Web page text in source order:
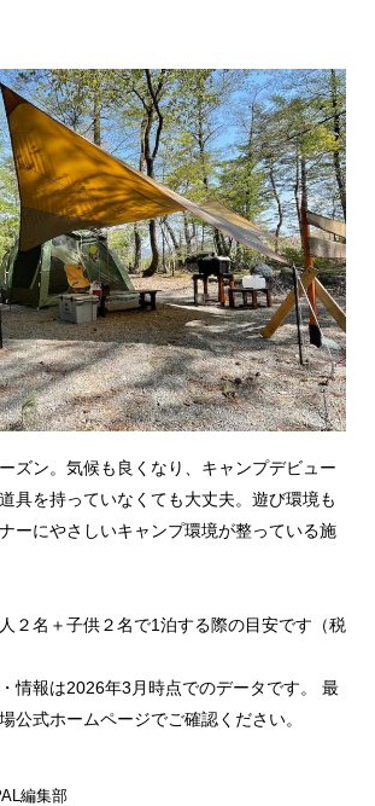
ズン。気候も良くなり、キャンプデビュー
具を持っていなくても大丈夫。遊び環境も
ーにやさしいキャンプ環境が整っている施
２名＋子供２名で1泊する際の目安です（税
情報は2026年3月時点でのデータです。 最
公式ホームページでご確認ください。
編集部